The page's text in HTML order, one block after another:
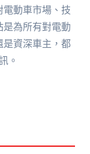
動車市場、技
為所有對電動
資深車主，都
。